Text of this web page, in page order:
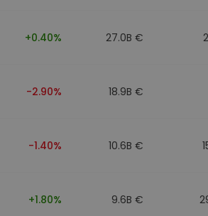
+0.40% 27.0B €
-2.90% 18.9B €
-1.40% 10.6B €
+1.80% 9.6B €